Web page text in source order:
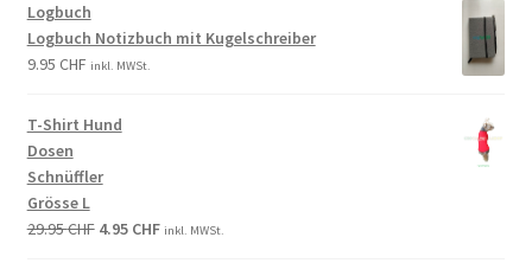
Logbuch
Logbuch Notizbuch mit Kugelschreiber
9.95 CHF inkl. MWSt.
T-Shirt Hund
Dosen
Schnüffler
Grösse L
29.95CHF 4.95 CHF inkl. MWSt.